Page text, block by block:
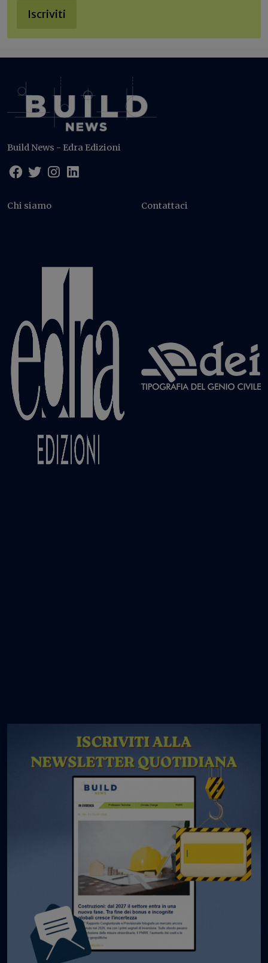
Iscriviti
Build News - Edra Edizioni
Chi siamo Contattaci